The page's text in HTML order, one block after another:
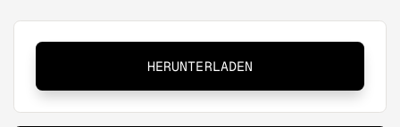
Intelligence:
Definition,
HERUNTERLADEN